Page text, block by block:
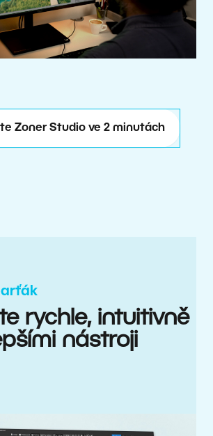
Zoner Studio ve 2 minutách
rychle, intuitivně
nástroji